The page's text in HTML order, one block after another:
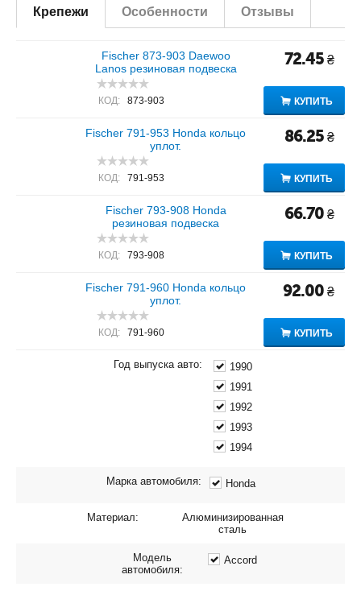
Крепежи Особенности Отзывы
Fischer 873-903 Daewoo
Lanos резиновая подвеска
КОД: 873-903
72.45 ₴
КУПИТЬ
Fischer 791-953 Honda кольцо
уплот.
КОД: 791-953
86.25 ₴
КУПИТЬ
Fischer 793-908 Honda
резиновая подвеска
КОД: 793-908
66.70 ₴
КУПИТЬ
Fischer 791-960 Honda кольцо
уплот.
КОД: 791-960
92.00 ₴
КУПИТЬ
Год выпуска авто:
1990
1991
1992
1993
1994
Марка автомобиля: Honda
Материал:
Алюминизированная
сталь
Модель
автомобиля:
Accord